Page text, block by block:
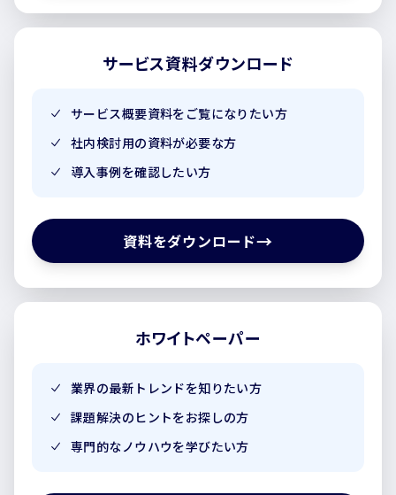
サービス資料ダウンロード
サービス概要資料をご覧になりたい方
社内検討用の資料が必要な方
導入事例を確認したい方
資料をダウンロード→
ホワイトペーパー
業界の最新トレンドを知りたい方
課題解決のヒントをお探しの方
専門的なノウハウを学びたい方